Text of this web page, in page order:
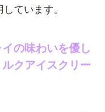
ています。
の味わいを優し
クアイスクリー